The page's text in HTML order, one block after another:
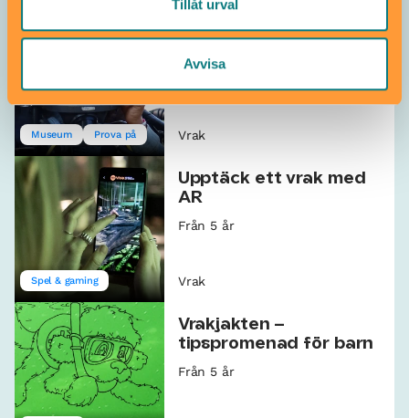
Tillåt urval
Avvisa
Museum Prova på
Mini-marin på Vrak
15 jun–12 aug
Vrak
Spel & gaming
Upptäck ett vrak med
AR
Från 5 år
Vrak
Vrakjakten –
tipspromenad för barn
Från 5 år